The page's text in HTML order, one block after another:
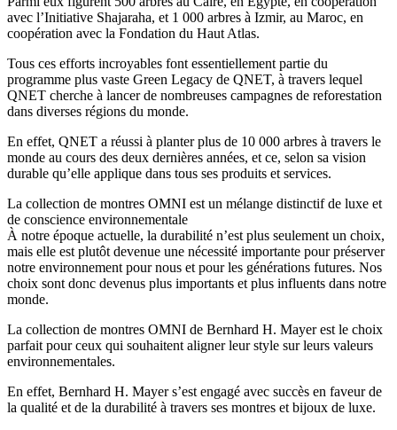
avec l’Initiative Shajaraha, et 1 000 arbres à Izmir, au Maroc, en
coopération avec la Fondation du Haut Atlas.
Tous ces efforts incroyables font essentiellement partie du
programme plus vaste Green Legacy de QNET, à travers lequel
QNET cherche à lancer de nombreuses campagnes de reforestation
dans diverses régions du monde.
En effet, QNET a réussi à planter plus de 10 000 arbres à travers le
monde au cours des deux dernières années, et ce, selon sa vision
durable qu’elle applique dans tous ses produits et services.
La collection de montres OMNI est un mélange distinctif de luxe et
de conscience environnementale
À notre époque actuelle, la durabilité n’est plus seulement un choix,
mais elle est plutôt devenue une nécessité importante pour préserver
notre environnement pour nous et pour les générations futures. Nos
choix sont donc devenus plus importants et plus influents dans notre
monde.
La collection de montres OMNI de Bernhard H. Mayer est le choix
parfait pour ceux qui souhaitent aligner leur style sur leurs valeurs
environnementales.
En effet, Bernhard H. Mayer s’est engagé avec succès en faveur de
la qualité et de la durabilité à travers ses montres et bijoux de luxe.